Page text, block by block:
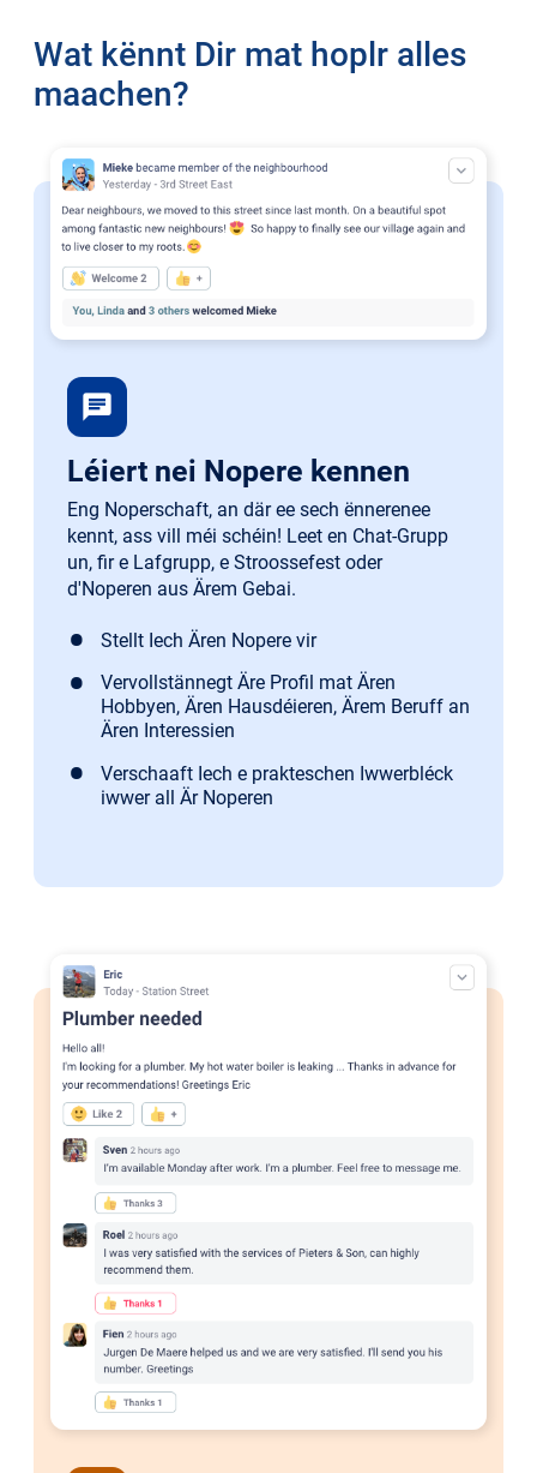
Wat kënnt Dir mat hoplr alles
maachen?
chat
Léiert nei Nopere kennen
Eng Noperschaft, an där ee sech ënnerenee
kennt, ass vill méi schéin! Leet en Chat-Grupp
un, fir e Lafgrupp, e Stroossefest oder
d'Noperen aus Ärem Gebai.
Stellt Iech Ären Nopere vir
Vervollstännegt Äre Profil mat Ären
Hobbyen, Ären Hausdéieren, Ärem Beruff an
Ären Interessien
Verschaaft Iech e prakteschen Iwwerbléck
iwwer all Är Noperen